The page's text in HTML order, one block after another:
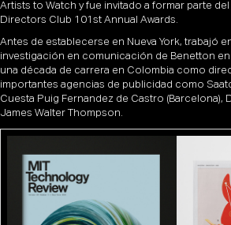
Artists to Watch y fue invitado a formar parte
Directors Club 101st Annual Awards.
Antes de establecerse en Nueva York, trabajó
investigación en comunicación de Benetton en
una década de carrera en Colombia como
importantes agencias de publicidad como
Cuesta Puig Fernandez de Castro (Barcelona),
James Walter Thompson.